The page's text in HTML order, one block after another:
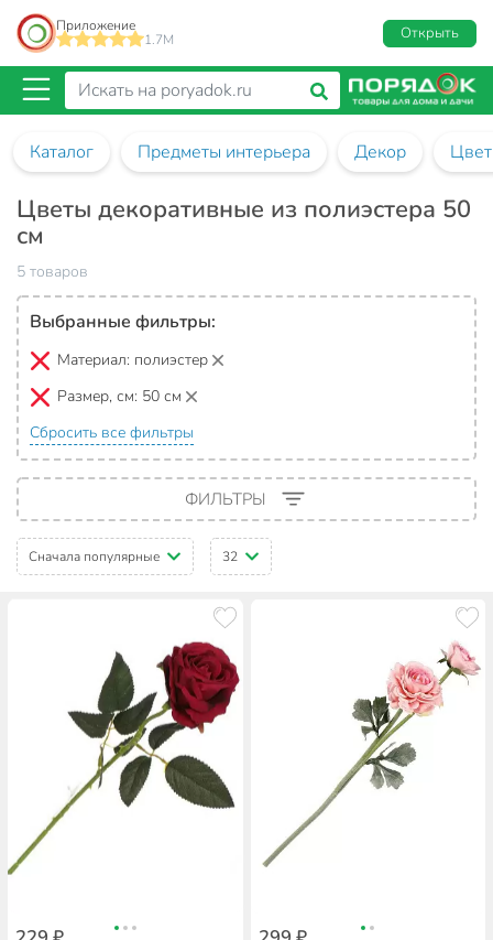
Приложение
1.7M
Открыть
Каталог Предметы интерьера Декор
Цветы декоративные из полиэстера 50
см
5 товаров
Выбранные фильтры:
Материал: полиэстер
Размер, см: 50 см
Сбросить все фильтры
ФИЛЬТРЫ
Сначала популярные 32